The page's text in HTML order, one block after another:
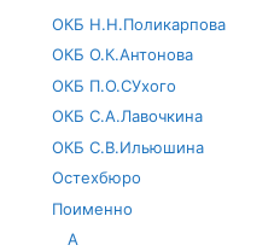
ОКБ Н.Н.Поликарпова
ОКБ О.К.Антонова
ОКБ П.О.СУхого
ОКБ С.А.Лавочкина
ОКБ С.В.Ильюшина
Остехбюро
Поименно
А